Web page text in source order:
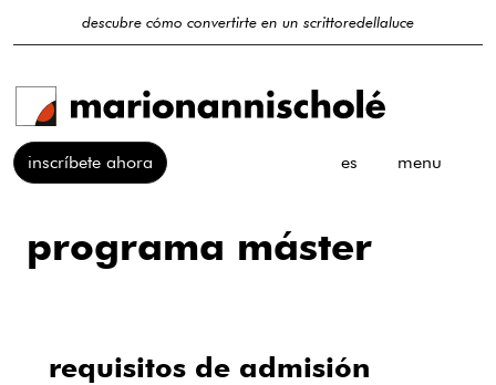
descubre cómo convertirte en un scrittoredellaluce
inscríbete ahora es menu
programa máster
requisitos de admisión